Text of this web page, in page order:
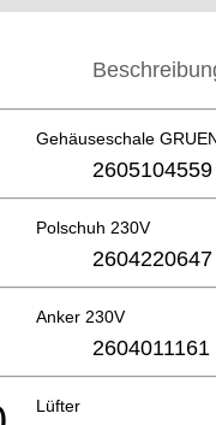
Gehäuseschale
2605104559
Polschuh 230V
2604220647
Anker 230V
2604011161
Lüfter